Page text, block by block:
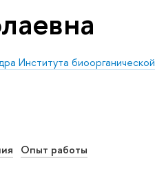
Института биоорганической
Опыт работы